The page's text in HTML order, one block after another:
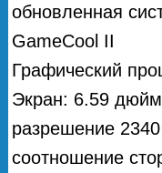
обновленная
GameCool II
Графический
Экран: 6.59
разрешение
соотношение